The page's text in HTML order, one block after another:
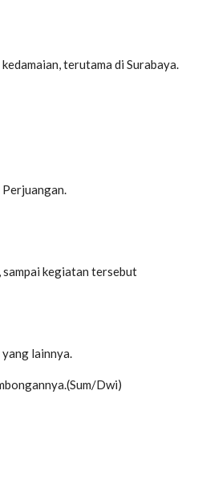
terutama di Surabaya.
sampai kegiatan tersebut
lainnya.
Dwi)